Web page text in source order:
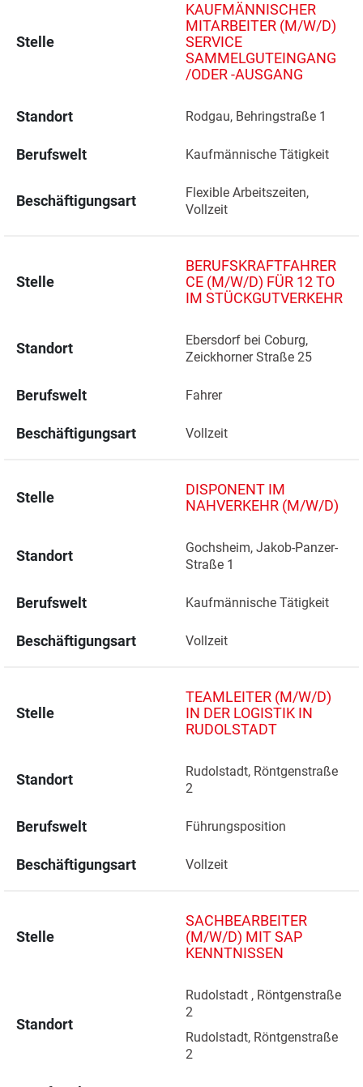
Stelle
KAUFMÄNNISCHER
MITARBEITER (M/W/D)
SERVICE
SAMMELGUTEINGANG
/ODER -AUSGANG
Standort Rodgau, Behringstraße 1
Berufswelt Kaufmännische Tätigkeit
Beschäftigungsart
Flexible Arbeitszeiten,
Vollzeit
Stelle
BERUFSKRAFTFAHRER
CE (M/W/D) FÜR 12 TO
IM STÜCKGUTVERKEHR
Standort
Ebersdorf bei Coburg,
Zeickhorner Straße 25
Berufswelt Fahrer
Beschäftigungsart Vollzeit
Stelle
DISPONENT IM
NAHVERKEHR (M/W/D)
Standort
Gochsheim, Jakob-Panzer-
Straße 1
Berufswelt Kaufmännische Tätigkeit
Beschäftigungsart Vollzeit
Stelle
TEAMLEITER (M/W/D)
IN DER LOGISTIK IN
RUDOLSTADT
Standort
Rudolstadt, Röntgenstraße
2
Berufswelt Führungsposition
Beschäftigungsart Vollzeit
Stelle
SACHBEARBEITER
(M/W/D) MIT SAP
KENNTNISSEN
Standort
Rudolstadt , Röntgenstraße
2
Rudolstadt, Röntgenstraße
2